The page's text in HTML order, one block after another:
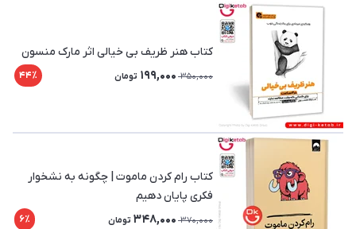
کتاب هنر ظریف بی خیالی اثر مارک منسون
350,000
199,000 تومان 44٪
کتاب رام‌ کردن ماموت | چگونه به نشخوار
فکری پایان دهیم
370,000
348,000 تومان 6٪